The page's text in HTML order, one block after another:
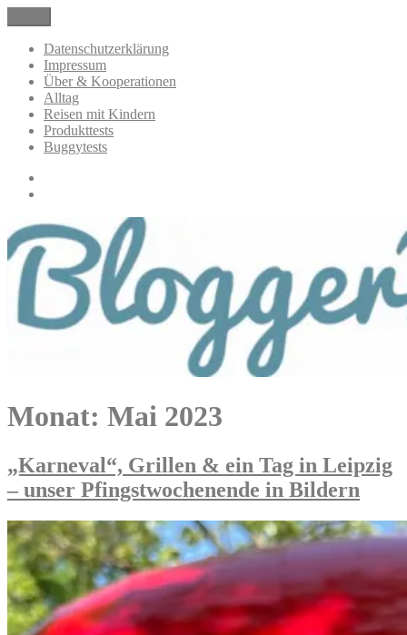
Inhalt
springen
BloggerMumOf3Boys Mamablog
Mamablog über das Leben mit drei Kindern mit Produkttests und
Alltagsthemen
Datenschutzerklärung
Impressum
Über & Kooperationen
Alltag
Reisen mit Kindern
Produkttests
Buggytests
Monat: Mai 2023
„Karneval“, Grillen & ein Tag in Leipzig
– unser Pfingstwochenende in Bildern